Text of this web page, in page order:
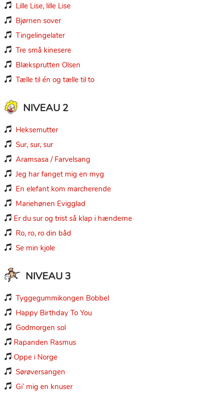
 Lille Lise, lille Lise
 Bjørnen sover
 Tingelingelater
 Tre små kinesere
 Blæksprutten Olsen
 Tælle til én og tælle til to
NIVEAU 2
 Heksemutter
 Sur, sur, sur
 Aramsasa / Farvelsang
 Jeg har fanget mig en myg
 En elefant kom marcherende
 Mariehønen Evigglad
 Er du sur og trist så klap i hænderne
 Ro, ro, ro din båd
 Se min kjole
NIVEAU 3
 Tyggegummikongen Bobbel
 Happy Birthday To You
 Godmorgen sol
 Rapanden Rasmus
 Oppe i Norge
 Sørøversangen
 Gi’ mig en knuser